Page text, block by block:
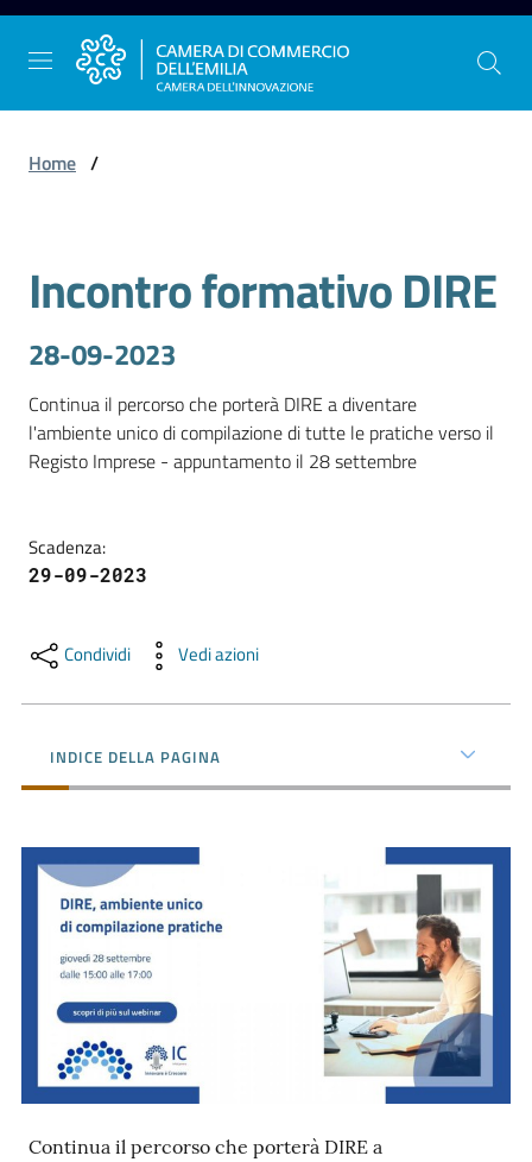
Vai al contenuto
Vai alla navigazione
Vai al footer
Camera
dell'Emilia
Gestire
l'impresa
l'impresa
e
l'Impresa
e
Consumatore
L'impresa
Prenotazioni
Home /
Salta al contenuto
Incontro formativo DIRE
28-09-2023
Continua il percorso che porterà DIRE a diventare
l'ambiente unico di compilazione di tutte le pratiche verso il
Registo Imprese - appuntamento il 28 settembre
Scadenza:
29-09-2023
Condividi Vedi azioni
INDICE DELLA PAGINA
Continua il percorso che porterà DIRE a